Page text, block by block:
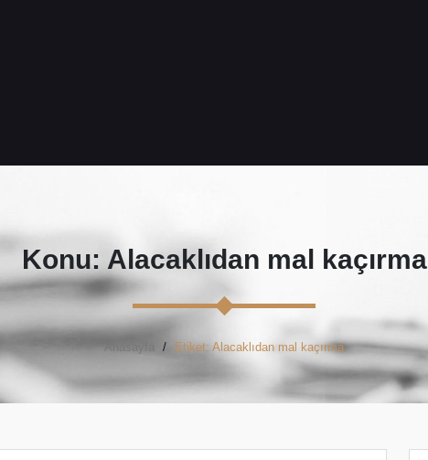
Konu: Alacaklıdan mal kaçırma
Anasayfa Etiket: Alacaklıdan mal kaçırma